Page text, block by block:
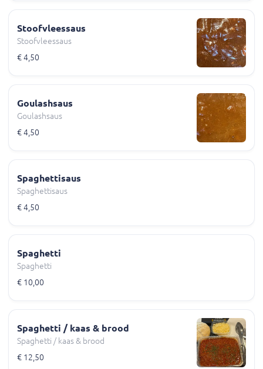
Stoofvleessaus
Stoofvleessaus
€ 4,50
Goulashsaus
Goulashsaus
€ 4,50
Spaghettisaus
Spaghettisaus
€ 4,50
Spaghetti
Spaghetti
€ 10,00
Spaghetti / kaas & brood
Spaghetti / kaas & brood
€ 12,50